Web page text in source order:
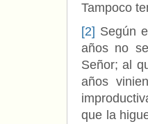
Tampoco
[2] Según
años no
Señor; al
años
que la